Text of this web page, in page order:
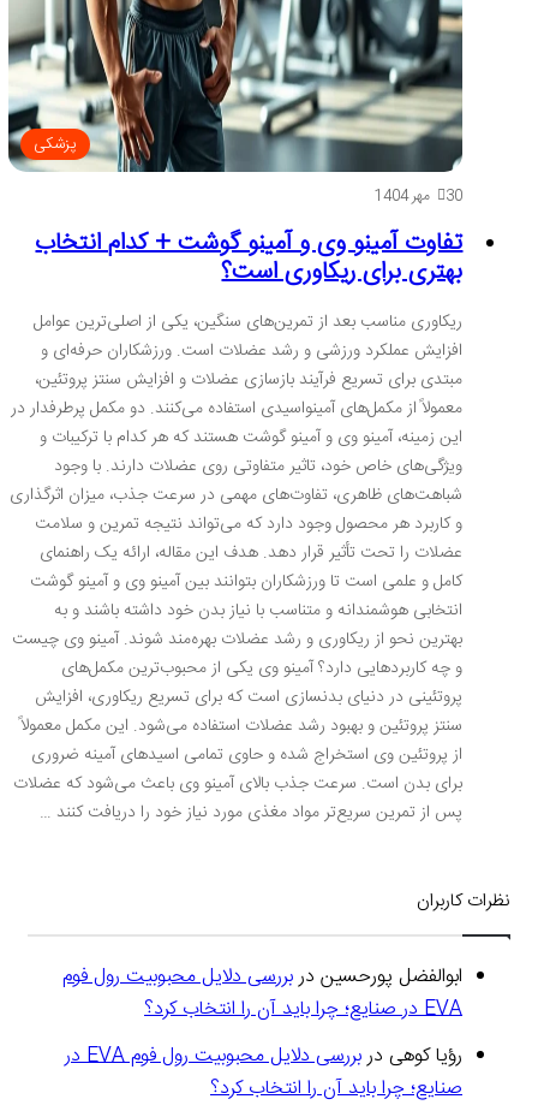
پزشکی
30 مهر 1404
تفاوت آمینو وی و آمینو گوشت + کدام انتخاب
بهتری برای ریکاوری است؟
ریکاوری مناسب بعد از تمرین‌های سنگین، یکی از اصلی‌ترین عوامل
افزایش عملکرد ورزشی و رشد عضلات است. ورزشکاران حرفه‌ای و
مبتدی برای تسریع فرآیند بازسازی عضلات و افزایش سنتز پروتئین،
معمولاً از مکمل‌های آمینواسیدی استفاده می‌کنند. دو مکمل پرطرفدار در
این زمینه، آمینو وی و آمینو گوشت هستند که هر کدام با ترکیبات و
ویژگی‌های خاص خود، تاثیر متفاوتی روی عضلات دارند. با وجود
شباهت‌های ظاهری، تفاوت‌های مهمی در سرعت جذب، میزان اثرگذاری
و کاربرد هر محصول وجود دارد که می‌تواند نتیجه تمرین و سلامت
عضلات را تحت تأثیر قرار دهد. هدف این مقاله، ارائه یک راهنمای
کامل و علمی است تا ورزشکاران بتوانند بین آمینو وی و آمینو گوشت
انتخابی هوشمندانه و متناسب با نیاز بدن خود داشته باشند و به
بهترین نحو از ریکاوری و رشد عضلات بهره‌مند شوند. آمینو وی چیست
و چه کاربردهایی دارد؟ آمینو وی یکی از محبوب‌ترین مکمل‌های
پروتئینی در دنیای بدنسازی است که برای تسریع ریکاوری، افزایش
سنتز پروتئین و بهبود رشد عضلات استفاده می‌شود. این مکمل معمولاً
از پروتئین وی استخراج شده و حاوی تمامی اسیدهای آمینه ضروری
برای بدن است. سرعت جذب بالای آمینو وی باعث می‌شود که عضلات
پس از تمرین سریع‌تر مواد مغذی مورد نیاز خود را دریافت کنند …
نظرات کاربران
ابوالفضل پورحسین دربررسی دلایل محبوبیت رول فوم
EVA در صنایع؛ چرا باید آن را انتخاب کرد؟
رؤیا کوهی در
بررسی دلایل محبوبیت رول فوم EVA در
صنایع؛ چرا باید آن را انتخاب کرد؟